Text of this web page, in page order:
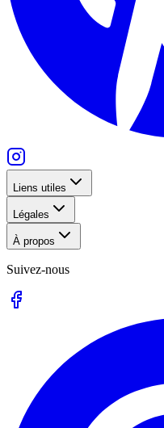
Liens utiles
Légales
À propos
Suivez-nous